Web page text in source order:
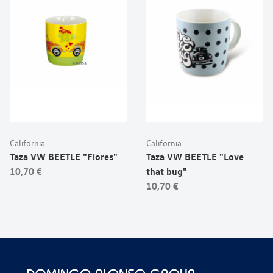
California
Taza VW BEETLE "Flores"
10,70 €
California
Taza VW BEETLE "Love
that bug"
10,70 €